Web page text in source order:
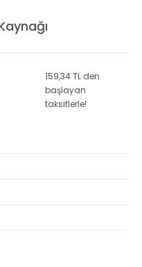
159,34 TL den
başlayan
taksitlerle!